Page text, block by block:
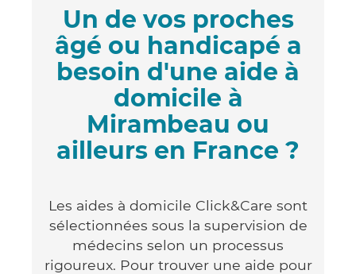
Un de vos proches
âgé ou handicapé a
besoin d'une aide à
domicile à
Mirambeau ou
ailleurs en France ?
Les aides à domicile Click&Care sont
sélectionnées sous la supervision de
médecins selon un processus
rigoureux. Pour trouver une aide pour